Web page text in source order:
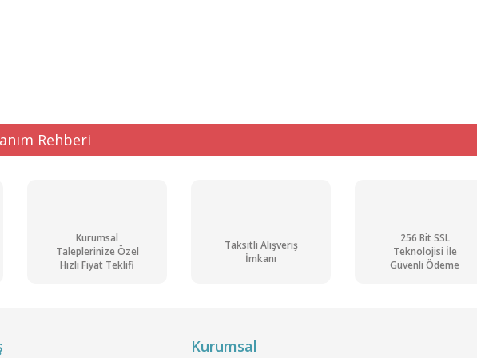
Rehberi
Kurumsal
Taleplerinize Özel
Hızlı Fiyat Teklifi
Taksitli Alışveriş
İmkanı
256 Bit SSL
Teknolojisi İle
Güvenli Ödeme
Kurumsal